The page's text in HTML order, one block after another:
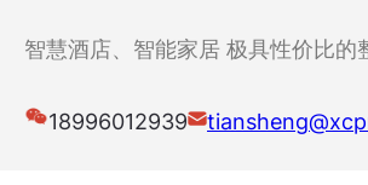
智慧酒店、智能家居 极具性价比的
18996012939